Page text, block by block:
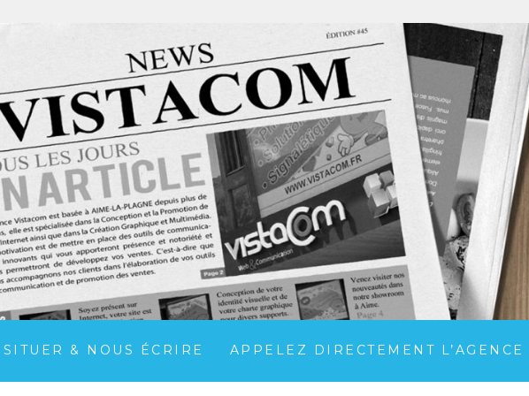
SITUER & NOUS ÉCRIRE APPELEZ DIRECTEMENT